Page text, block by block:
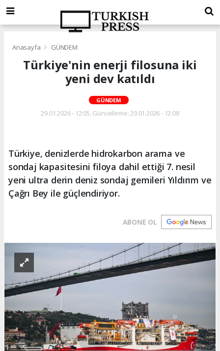
Anasayfa GÜNDEM
Türkiye'nin enerji filosuna iki
yeni dev katıldı
GÜNDEM
29.01.2026 - 12:05, Güncelleme: 29.01.2026 - 12:08
Türkiye, denizlerde hidrokarbon arama ve
sondaj kapasitesini filoya dahil ettiği 7. nesil
yeni ultra derin deniz sondaj gemileri Yıldırım ve
Çağrı Bey ile güçlendiriyor.
ABONE OL